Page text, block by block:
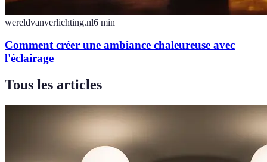
wereldvanverlichting.nl6 min
Comment créer une ambiance chaleureuse avec
l'éclairage
Tous les articles